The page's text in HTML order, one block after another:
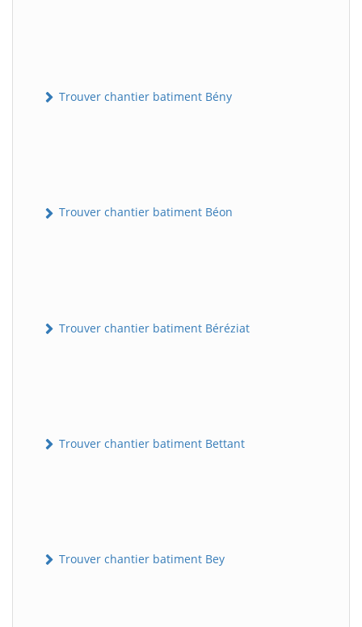
Trouver chantier batiment Bény
Trouver chantier batiment Béon
Trouver chantier batiment Béréziat
Trouver chantier batiment Bettant
Trouver chantier batiment Bey